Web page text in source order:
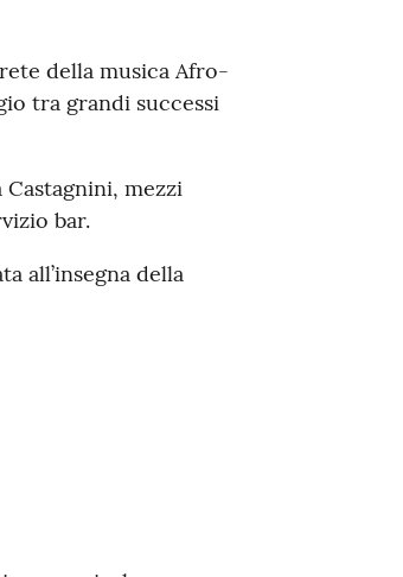
della musica Afro-
tra grandi successi
mezzi
bar.
all’insegna della